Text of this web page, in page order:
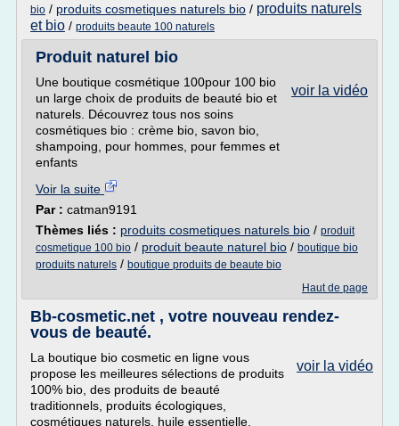
bio / produits cosmetiques naturels bio / produits naturels
et bio / produits beaute 100 naturels
Produit naturel bio
voir la vidéo
Une boutique cosmétique 100pour 100 bio
un large choix de produits de beauté bio et
naturels. Découvrez tous nos soins
cosmétiques bio : crème bio, savon bio,
shampoing, pour hommes, pour femmes et
enfants
Voir la suite
Par : catman9191
Thèmes liés : produits cosmetiques naturels bio / produit
cosmetique 100 bio / produit beaute naturel bio / boutique bio
produits naturels / boutique produits de beaute bio
Haut de page
Bb-cosmetic.net , votre nouveau rendez-
vous de beauté.
voir la vidéo
La boutique bio cosmetic en ligne vous
propose les meilleures sélections de produits
100% bio, des produits de beauté
traditionnels, produits écologiques,
cosmétiques naturels, huile essentielle,